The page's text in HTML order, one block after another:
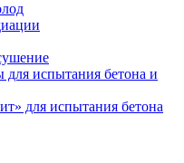
испытания бетона и
для испытания бетона